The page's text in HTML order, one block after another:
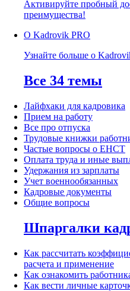
Активируйте пробный
преимущества!
О Kadrovik PRO
Узнайте больше о
Все 34 темы
Лайфхаки для кадровика
Прием на работу
Все про отпуска
Трудовые книжки
Частые вопросы о ЕНСТ
Оплата труда и иные
Удержания из зарплаты
Учет военнообязанных
Кадровые документы
Общие вопросы
Шпаргалки
Как рассчитать
расчета и применение
Как ознакомить
Как вести личные